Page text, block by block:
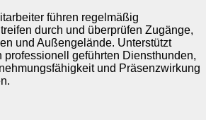
führen regelmäßig
durch und überprüfen Zugänge,
und Außengelände. Unterstützt
professionell geführten Diensthunden,
und Präsenzwirkung